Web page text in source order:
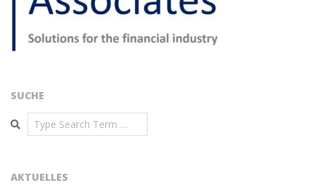
SUCHE
Search
AKTUELLES